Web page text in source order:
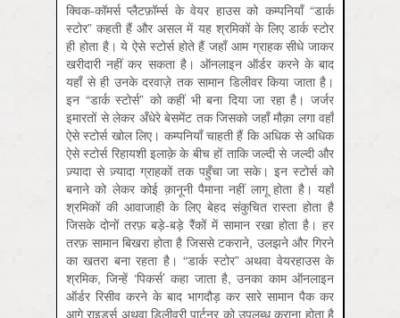
क्विक-कॉमर्स प्लैटफ़ॉर्म्स के वेयर हाउस को कम्पनियाँ “डार्क
स्टोर” कहती हैं और असल में यह श्रमिकों के लिए डार्क स्टोर
ही होता है। ये ऐसे स्टोर्स होते हैं जहाँ आम ग्राहक सीधे जाकर
खरीदारी नहीं कर सकता है। ऑनलाइन ऑर्डर करने के बाद
यहाँ से ही उनके दरवाज़े तक सामान डिलीवर किया जाता है।
इन “डार्क स्टोर्स” को कहीं भी बना दिया जा रहा है। जर्जर
इमारतों से लेकर अँधेरे बेसमेंट तक जिसको जहाँ मौक़ा लगा वहाँ
ऐसे स्टोर्स खोल लिए। कम्पनियाँ चाहती हैं कि अधिक से अधिक
ऐसे स्टोर्स रिहायशी इलाक़े के बीच हों ताकि जल्दी से जल्दी और
ज़्यादा से ज़्यादा ग्राहकों तक पहुँचा जा सके। इन स्टोर्स को
बनाने को लेकर कोई क़ानूनी पैमाना नहीं लागू होता है। यहाँ
श्रमिकों की आवाजाही के लिए बेहद संकुचित रास्ता होता है
जिसके दोनों तरफ़ बड़े-बड़े रैंकों में सामान रखा होता है। हर
तरफ़ सामान बिखरा होता है जिससे टकराने, उलझने और गिरने
का खतरा बना रहता है। “डार्क स्टोर” अथवा वेयरहाउस के
श्रमिक, जिन्हें ‘पिकर्स’ कहा जाता है, उनका काम ऑनलाइन
ऑर्डर रिसीव करने के बाद भागदौड़ कर सारे सामान पैक कर
आगे राइडर्स अथवा डिलीवरी पार्टनर को उपलब्ध कराना होता है